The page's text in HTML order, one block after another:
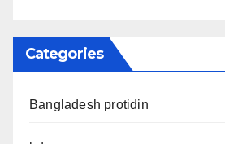
Categories
Bangladesh protidin